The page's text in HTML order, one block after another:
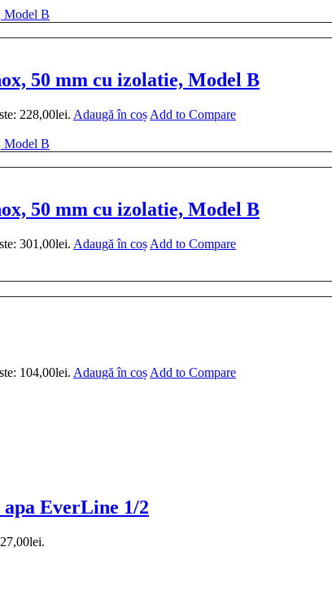
50 mm cu izolatie, Model B
228,00lei. Adaugă în coș Add to Compare
50 mm cu izolatie, Model B
301,00lei. Adaugă în coș Add to Compare
104,00lei. Adaugă în coș Add to Compare
EverLine 1/2